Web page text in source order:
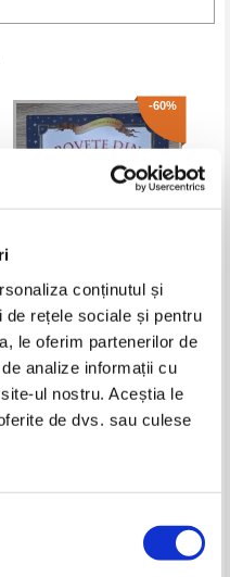
conținutul și
de rețele sociale și pentru
le oferim partenerilor de
analize informații cu
ul nostru. Aceștia le
de dvs. sau culese
-60%
Povete din batrani. 600 de
proverbe pentru copii
Lei
Adaugă în coș